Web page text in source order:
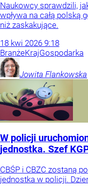
Naukowcy sprawdzili,
wpływa na całą polską
niż zaskakujące.
18 kwi 2026 9:18
BranżeKrajGospodarka
Jowita Flankowska
W policji
jednostka. Szef
CBŚP i CBZC zostaną
jednostka w policji.